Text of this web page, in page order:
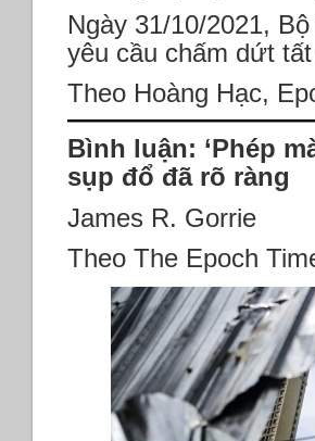
Ngày 31/10/2021,
yêu cầu chấm dứt
Theo Hoàng Hạc,
Bình luận: ‘Phép
sụp đổ đã rõ ràng
James R. Gorrie
Theo The Epoch